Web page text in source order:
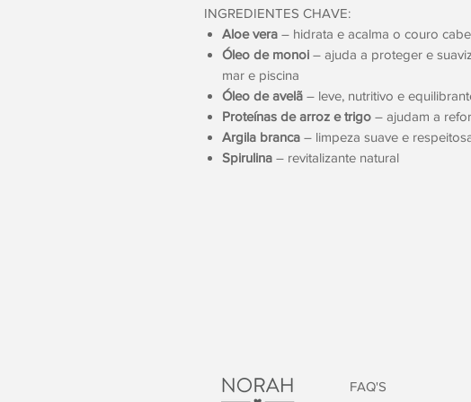
INGREDIENTES CHAVE:
Aloe vera – hidrata e acalma o couro
Óleo de monoi – ajuda a proteger e
mar e piscina
Óleo de avelã – leve, nutritivo e
Proteínas de arroz e trigo – ajudam a
Argila branca – limpeza suave e
Spirulina – revitalizante natural
FAQ'S